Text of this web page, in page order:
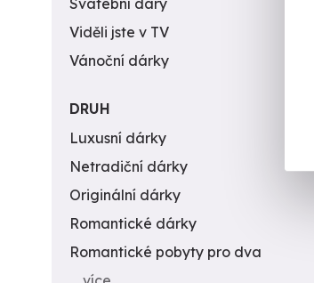
Svatební dary
Viděli jste v TV
Vánoční dárky
DRUH
Luxusní dárky
Netradiční dárky
Originální dárky
Romantické dárky
Romantické pobyty pro dva